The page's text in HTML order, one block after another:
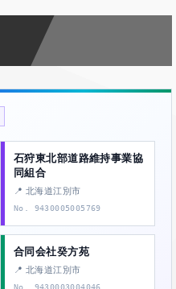
石狩東北部道路維持事業協
同組合
📍 北海道江別市
No. 9430005005769
合同会社癸方苑
📍 北海道江別市
No. 9430003004046